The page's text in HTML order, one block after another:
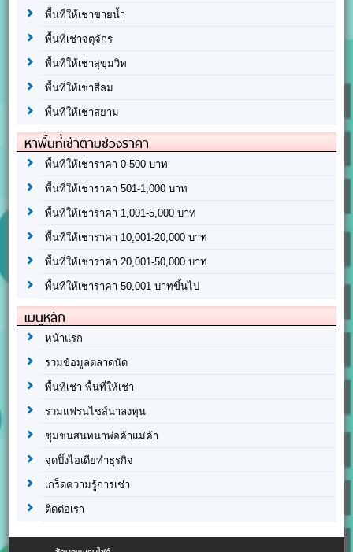
พื้นที่ให้เช่าขายน้ำ
พื้นที่เช่าจตุจักร
พื้นที่ให้เช่าสุขุมวิท
พื้นที่ให้เช่าสีลม
พื้นที่ให้เช่าสยาม
หาพื้นที่เช่าตามช่วงราคา
พื้นที่ให้เช่าราคา 0-500 บาท
พื้นที่ให้เช่าราคา 501-1,000 บาท
พื้นที่ให้เช่าราคา 1,001-5,000 บาท
พื้นที่ให้เช่าราคา 10,001-20,000 บาท
พื้นที่ให้เช่าราคา 20,001-50,000 บาท
พื้นที่ให้เช่าราคา 50,001 บาทขึ้นไป
เมนูหลัก
หน้าแรก
รวมข้อมูลตลาดนัด
พื้นที่เช่า พื้นที่ให้เช่า
รวมแฟรนไชส์น่าลงทุน
ชุมชนสนทนาพ่อค้าแม่ค้า
จุดปิ๊งไอเดียทำธุรกิจ
เกร็ดความรู้การเช่า
ติดต่อเรา